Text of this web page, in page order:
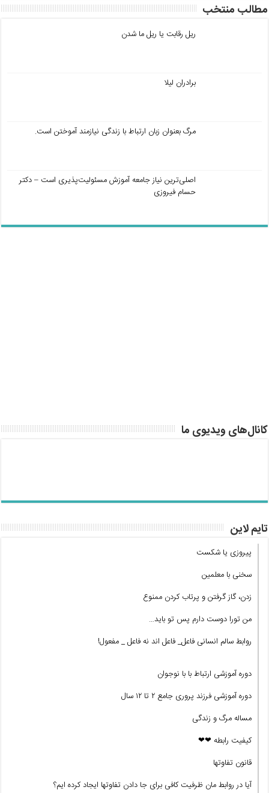
مطالب منتخب
ریل رقابت یا ریل ما شدن
برادران لیلا
مرگ بعنوان زبان ارتباط با زندگی نیازمند آموختن است.
اصلی‌ترین نیاز جامعه آموزش مسئولیت‌پذیری است – دکتر
حسام فیروزی
کانال‌های ویدیوی ما
تایم لاین
پیروزی یا شکست
سخنی با معلمین
زدن، گاز گرفتن و پرتاب کردن ممنوع
من تورا دوست دارم پس تو باید…
روابط سالم انسانی فاعل_ فاعل اند نه فاعل _ مفعول!
دوره آموزشی ارتباط با با نوجوان
دوره آموزشی فرزند پروری جامع ۲ تا ۱۲ سال
مساله مرگ و زندگی
کیفیت رابطه ❤❤
قانون تفاوتها
آیا در روابط مان ظرفیت کافی برای جا دادن تفاوتها ایجاد کرده ایم؟